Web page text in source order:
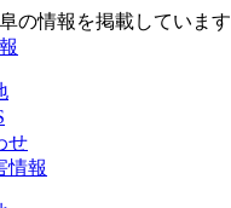
の情報を掲載しています
せ
情報